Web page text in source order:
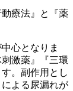
療法』と『薬
心となりま
激薬』『三環
。副作用とし
よる尿漏れが